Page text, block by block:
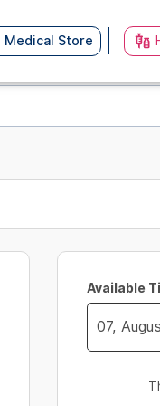
Medical Store
Available
Navigate